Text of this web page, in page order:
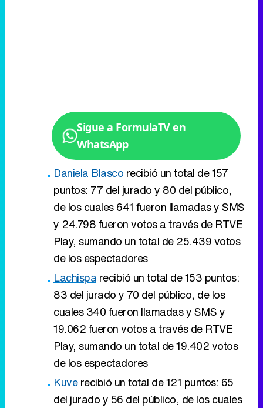
Sigue a FormulaTV en
WhatsApp
Daniela Blasco recibió un total de 157
puntos: 77 del jurado y 80 del público,
de los cuales 641 fueron llamadas y SMS
y 24.798 fueron votos a través de RTVE
Play, sumando un total de 25.439 votos
de los espectadores
Lachispa recibió un total de 153 puntos:
83 del jurado y 70 del público, de los
cuales 340 fueron llamadas y SMS y
19.062 fueron votos a través de RTVE
Play, sumando un total de 19.402 votos
de los espectadores
Kuverecibió un total de 121 puntos: 65
del jurado y 56 del público, de los cuales